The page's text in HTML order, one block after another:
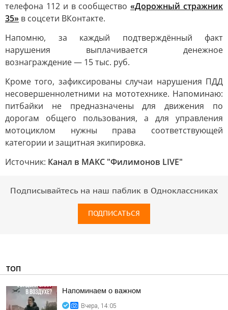
телефона 112 и в сообщество«Дорожный стражник
35» в соцсети ВКонтакте.
Напомню, за каждый подтверждённый факт
нарушения выплачивается денежное
вознаграждение — 15 тыс. руб.
Кроме того, зафиксированы случаи нарушения ПДД
несовершеннолетними на мототехнике. Напоминаю:
питбайки не предназначены для движения по
дорогам общего пользования, а для управления
мотоциклом нужны права соответствующей
категории и защитная экипировка.
Источник: Канал в МАКС "Филимонов LIVE"
Подписывайтесь на наш паблик в Одноклассниках
ПОДПИСАТЬСЯ
ТОП
Напоминаем о важном
Вчера, 14:05